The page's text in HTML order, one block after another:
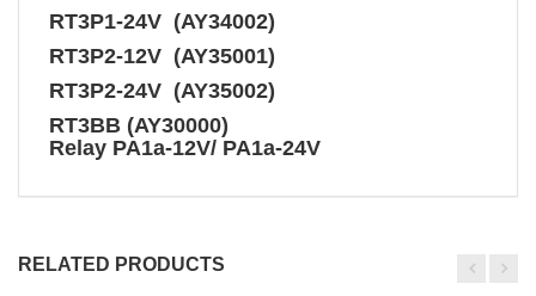
RT3P1-24V (AY34002)
RT3P2-12V (AY35001)
RT3P2-24V (AY35002)
RT3BB (AY30000)
Relay PA1a-12V/ PA1a-24V
RELATED PRODUCTS